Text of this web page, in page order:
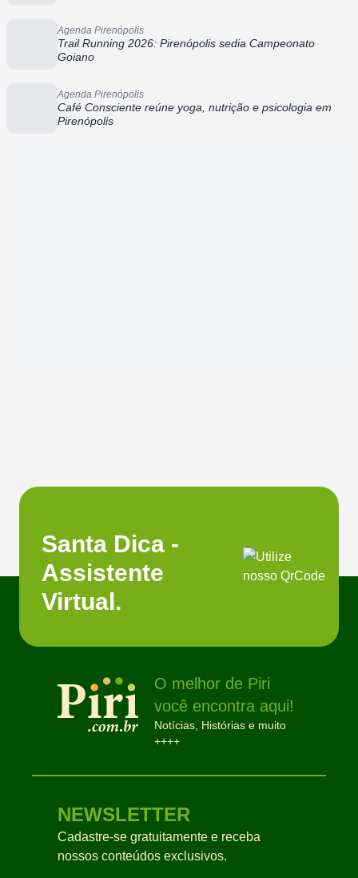
Agenda Pirenópolis
Trail Running 2026: Pirenópolis sedia Campeonato
Goiano
Agenda Pirenópolis
Café Consciente reúne yoga, nutrição e psicologia em
Pirenópolis
Santa Dica -
Assistente
Virtual.
O melhor de Piri
você encontra aqui!
Notícias, Histórias e muito
++++
NEWSLETTER
Cadastre-se gratuitamente e receba
nossos conteúdos exclusivos.